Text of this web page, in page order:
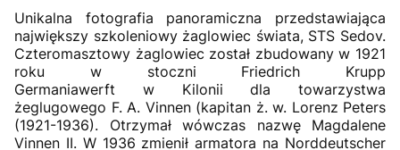
Unikalna fotografia panoramiczna przedstawiająca
największy szkoleniowy żaglowiec świata, STS Sedov.
Czteromasztowy żaglowiec został zbudowany w 1921
roku w stoczni Friedrich Krupp
Germaniawerft w Kilonii dla towarzystwa
żeglugowego F. A. Vinnen (kapitan ż. w. Lorenz Peters
(1921-1936). Otrzymał wówczas nazwę Magdalene
Vinnen II. W 1936 zmienił armatora na Norddeutscher